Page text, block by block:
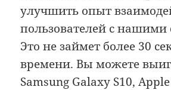
улучшить опыт
пользователей с нашими
Это не займет более 30
времени. Вы можете
Samsung Galaxy S10,